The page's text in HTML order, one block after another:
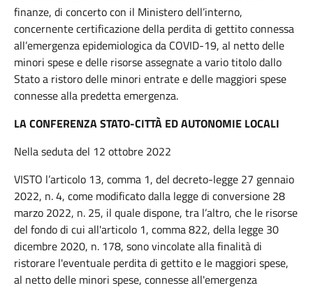
finanze, di concerto con il Ministero dell’interno,
concernente certificazione della perdita di gettito connessa
all’emergenza epidemiologica da COVID-19, al netto delle
minori spese e delle risorse assegnate a vario titolo dallo
Stato a ristoro delle minori entrate e delle maggiori spese
connesse alla predetta emergenza.
LA CONFERENZA STATO-CITTÀ ED AUTONOMIE LOCALI
Nella seduta del 12 ottobre 2022
VISTO l’articolo 13, comma 1, del decreto-legge 27 gennaio
2022, n. 4, come modificato dalla legge di conversione 28
marzo 2022, n. 25, il quale dispone, tra l’altro, che le risorse
del fondo di cui all'articolo 1, comma 822, della legge 30
dicembre 2020, n. 178, sono vincolate alla finalità di
ristorare l'eventuale perdita di gettito e le maggiori spese,
al netto delle minori spese, connesse all'emergenza